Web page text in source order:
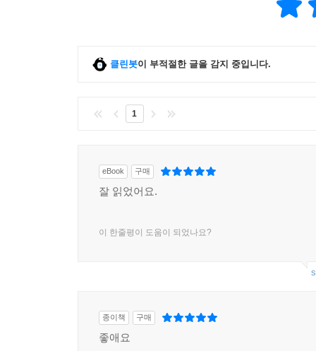
클린봇이 부적절한 글을 감지 중입니다.
1
eBook 구매
잘 읽었어요.
이 한줄평이 도움이 되었나요?
종이책 구매
좋애요